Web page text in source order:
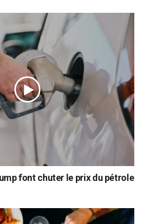
font chuter le prix du pétrole